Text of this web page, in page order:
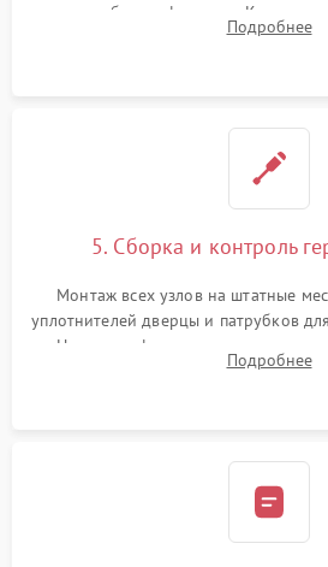
патрубках и фильтрах.
управления, восстановление
Подробнее
5. Сборка и контроль
Монтаж всех узлов на штатные
уплотнителей дверцы и патрубков
Надежная фиксация хомутов
сборка корпуса и установка
Подробнее